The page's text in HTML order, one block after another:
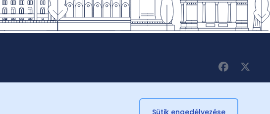
Sütik engedélyezése